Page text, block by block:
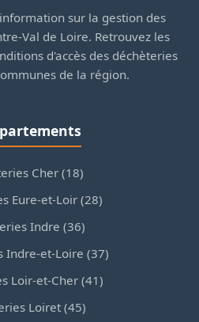
sur la gestion des
Val de Loire. Retrouvez les
d'accès des déchèteries
de la région.
Cher (18)
Eure-et-Loir (28)
Indre (36)
Indre-et-Loire (37)
Loir-et-Cher (41)
Loiret (45)